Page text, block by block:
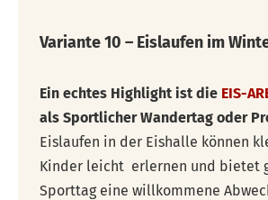
Variante 10 – Eislaufen im
Ein echtes Highlight ist die EIS-
als Sportlicher Wandertag oder
Eislaufen in der Eishalle können
Kinder leicht erlernen und bietet
Sporttag eine willkommene